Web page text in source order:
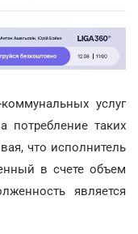
услуг
потребление таких
что исполнитель
в счете объем
является